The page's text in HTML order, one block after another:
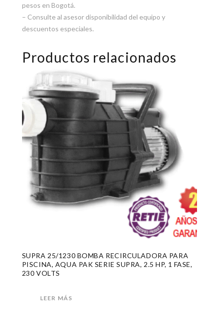
pesos en Bogotá.
– Consulte al asesor disponibilidad del equipo y
descuentos especiales.
Productos relacionados
SUPRA 25/1230 BOMBA RECIRCULADORA PARA
PISCINA, AQUA PAK SERIE SUPRA, 2.5 HP, 1 FASE,
230 VOLTS
LEER MÁS